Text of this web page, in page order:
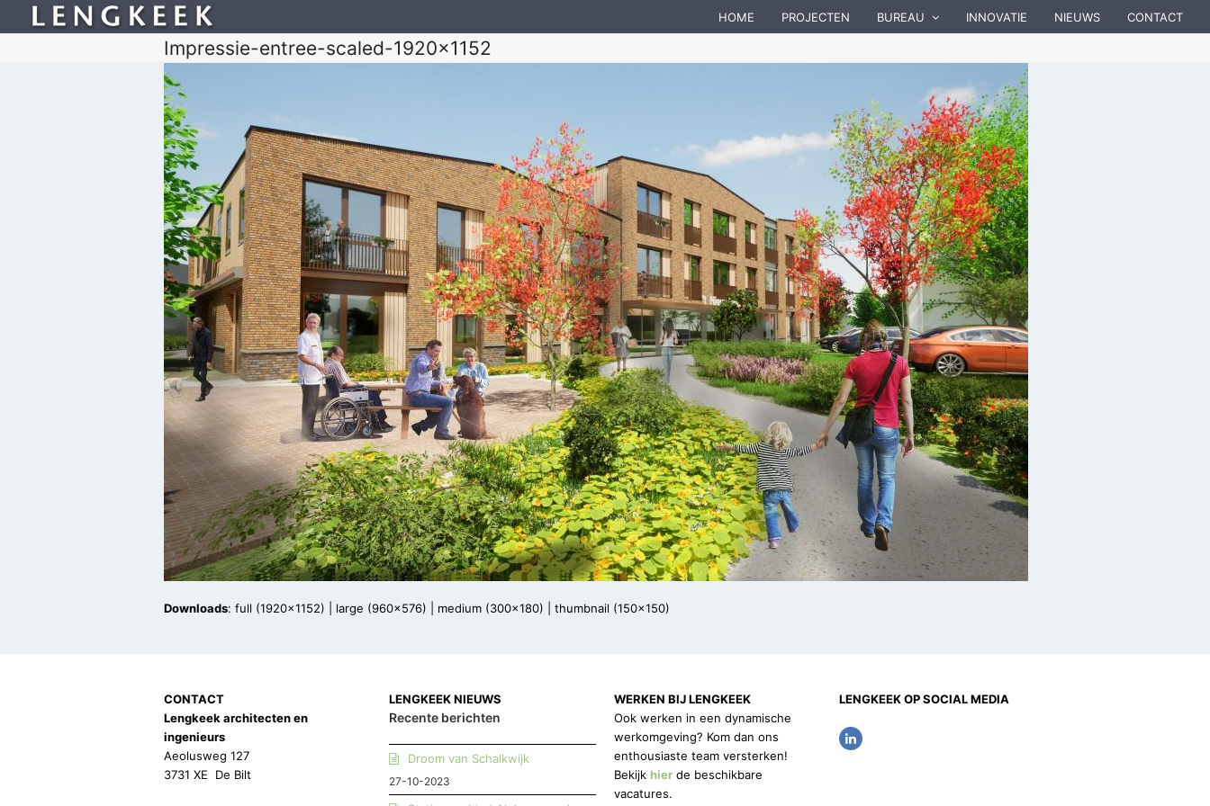
HOME PROJECTEN BUREAU INNOVATIE NIEUWS CONTACT
Impressie-entree-scaled-1920×1152
Downloads: full (1920x1152) large (960x576) medium (300x180) thumbnail (150x150)
CONTACT
Lengkeek architecten en
ingenieurs
Aeolusweg 127
3731 XE De Bilt
LENGKEEK NIEUWS
Recente berichten
Droom van Schalkwijk
27-10-2023
WERKEN BIJ LENGKEEK
Ook werken in een dynamische
werkomgeving? Kom dan ons
enthousiaste team versterken!
Bekijk hier de beschikbare
vacatures.
LENGKEEK OP SOCIAL MEDIA
L